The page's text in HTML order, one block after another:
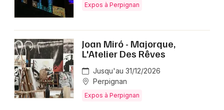
Expos à Perpignan
Joan Miró - Majorque,
L'Atelier Des Rêves
Jusqu'au 31/12/2026
Perpignan
Expos à Perpignan